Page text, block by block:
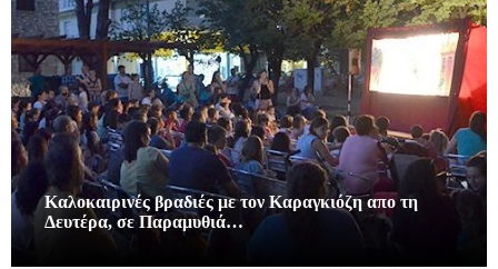
Καλοκαιρινές βραδιές με τον Καραγκιόζη απο τη
Δευτέρα, σε Παραμυθιά…